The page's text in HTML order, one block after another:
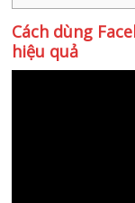
Cách dùng
hiệu quả